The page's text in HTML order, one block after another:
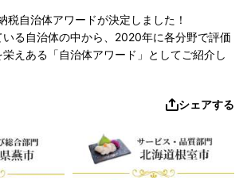
税自治体アワードが決定しました！
る自治体の中から、2020年に各分野で評価
えある「自治体アワード」としてご紹介し
シェアする